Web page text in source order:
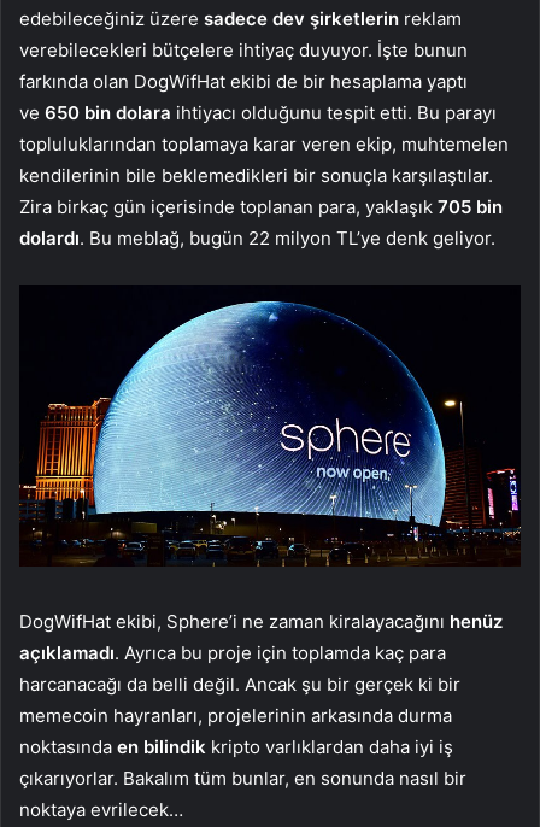
edebileceğiniz üzere sadece dev şirketlerin reklam
verebilecekleri bütçelere ihtiyaç duyuyor. İşte bunun
farkında olan DogWifHat ekibi de bir hesaplama yaptı
ve 650 bin dolara ihtiyacı olduğunu tespit etti. Bu parayı
topluluklarından toplamaya karar veren ekip, muhtemelen
kendilerinin bile beklemedikleri bir sonuçla karşılaştılar.
Zira birkaç gün içerisinde toplanan para, yaklaşık 705 bin
dolardı. Bu meblağ, bugün 22 milyon TL’ye denk geliyor.
DogWifHat ekibi, Sphere’i ne zaman kiralayacağını henüz
açıklamadı. Ayrıca bu proje için toplamda kaç para
harcanacağı da belli değil. Ancak şu bir gerçek ki bir
memecoin hayranları, projelerinin arkasında durma
noktasında en bilindik kripto varlıklardan daha iyi iş
çıkarıyorlar. Bakalım tüm bunlar, en sonunda nasıl bir
noktaya evrilecek…